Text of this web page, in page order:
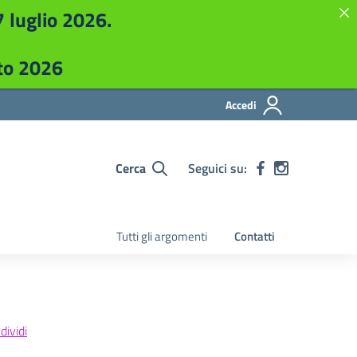
Accedi
Cerca Seguici su:
Tutti gli argomenti Contatti
luglio 2026.
2026